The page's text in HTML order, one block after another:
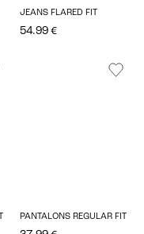
JEANS FLARED FIT
54.99 €
PANTALONS REGULAR FIT